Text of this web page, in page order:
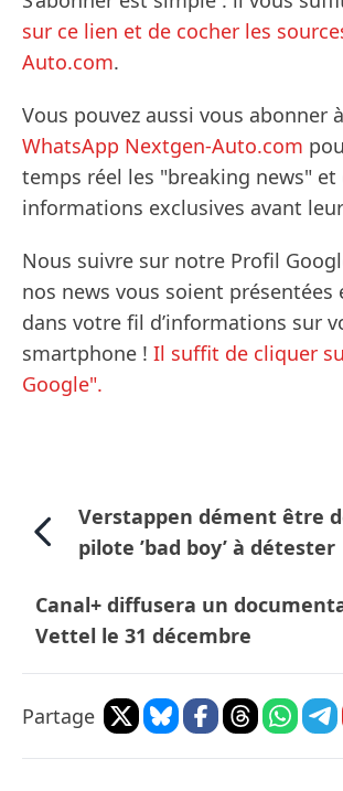
sur ce lien et de cocher les
Auto.com.
Vous pouvez aussi vous abonner à
WhatsApp Nextgen-Auto.com
temps réel les "breaking news" et
informations exclusives avant
Nous suivre sur notre Profil
nos news vous soient
dans votre fil d’informations sur
smartphone ! Il suffit de cliquer
Google".
Verstappen dément être
pilote ’bad boy’ à détester
Canal+ diffusera un
Vettel le 31 décembre
Partage